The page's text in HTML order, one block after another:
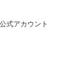
式アカウント